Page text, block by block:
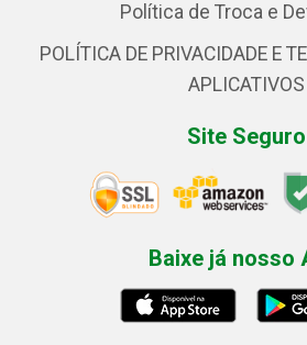
Política de Troca e
POLÍTICA DE PRIVACIDADE E
APLICATIVOS
Site Seguro
Baixe já nosso